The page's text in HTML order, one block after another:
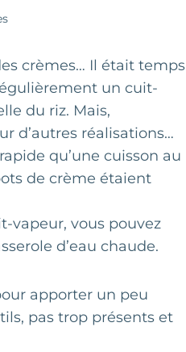
crèmes… Il était temps
un cuit-
du riz. Mais,
d’autres réalisations…
qu’une cuisson au
de crème étaient
vapeur, vous pouvez
d’eau chaude.
apporter un peu
pas trop présents et